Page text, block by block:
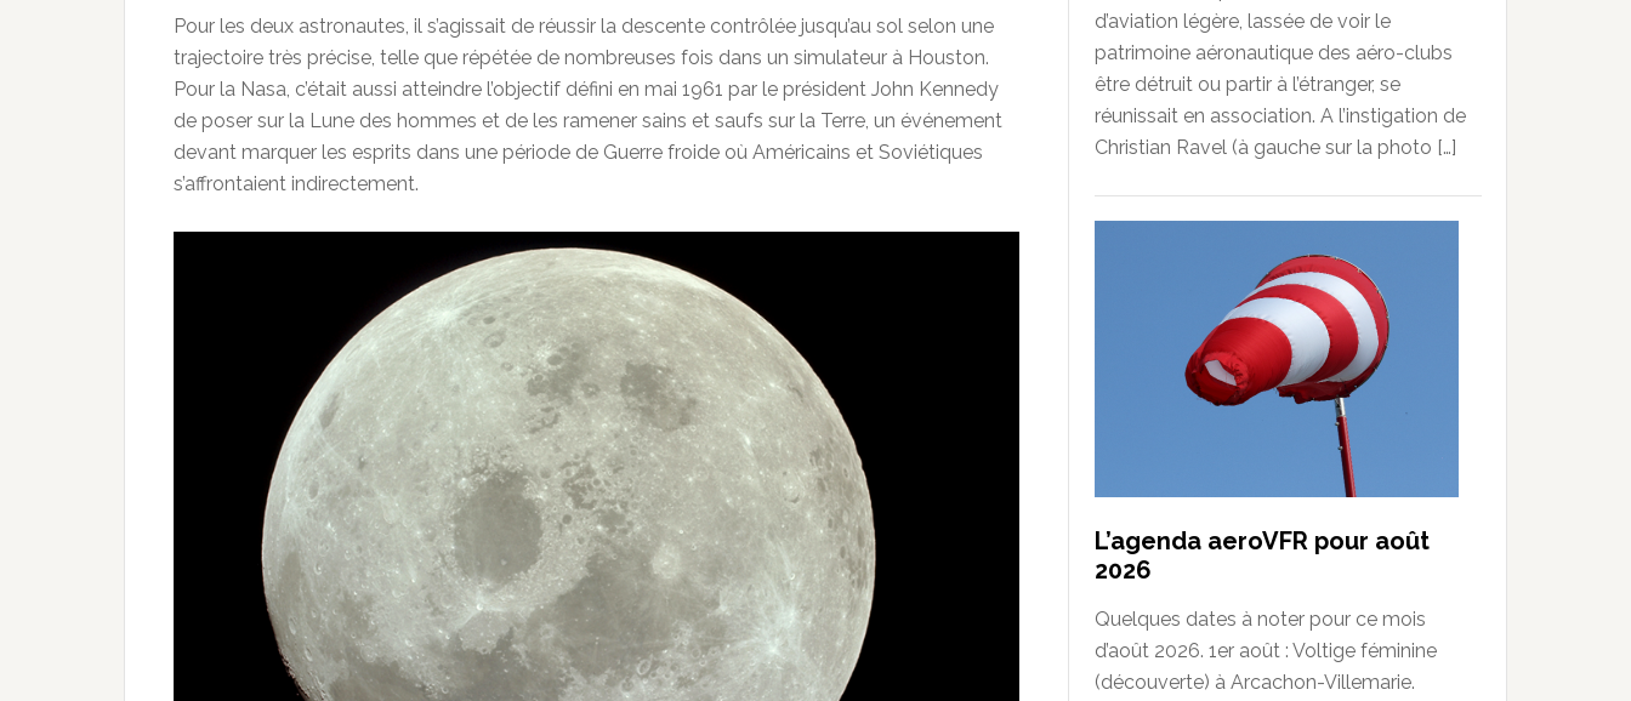
Pour les deux astronautes, il s’agissait de réussir la descente contrôlée jusqu’au sol selon une
trajectoire très précise, telle que répétée de nombreuses fois dans un simulateur à Houston.
Pour la Nasa, c’était aussi atteindre l’objectif défini en mai 1961 par le président John Kennedy
de poser sur la Lune des hommes et de les ramener sains et saufs sur la Terre, un événement
devant marquer les esprits dans une période de Guerre froide où Américains et Soviétiques
s’affrontaient indirectement.
d’aviation légère, lassée de voir le
patrimoine aéronautique des aéro-clubs
être détruit ou partir à l’étranger, se
réunissait en association. A l’instigation de
Christian Ravel (à gauche sur la photo […]
L’agenda aeroVFR pour août
2026
Quelques dates à noter pour ce mois
d’août 2026. 1er août : Voltige féminine
(découverte) à Arcachon-Villemarie.